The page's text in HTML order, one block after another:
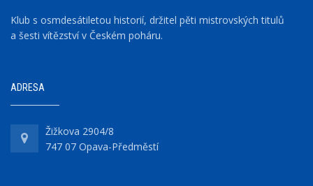
Klub s osmdesátiletou historií, držitel pěti mistrovských titulů
a šesti vítězství v Českém poháru.
ADRESA
Žižkova 2904/8
747 07 Opava-Předměstí